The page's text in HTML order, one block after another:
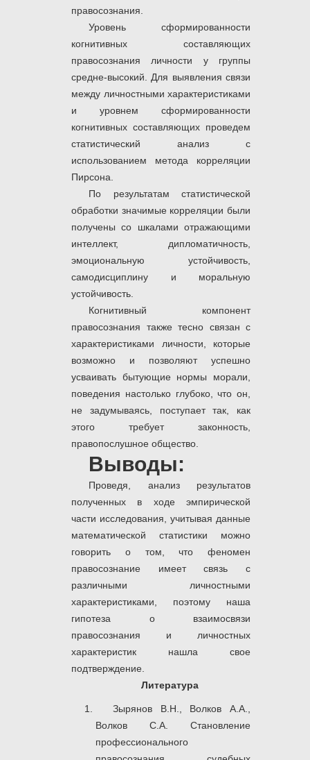
правосознания.
Уровень сформированности
когнитивных составляющих
правосознания личности у группы
средне-высокий. Для выявления связи
между личностными характеристиками
и уровнем сформированности
когнитивных составляющих проведем
статистический анализ с
использованием метода корреляции
Пирсона.
По результатам статистической
обработки значимые корреляции были
получены со шкалами отражающими
интеллект, дипломатичность,
эмоциональную устойчивость,
самодисциплину и моральную
устойчивость.
Когнитивный компонент
правосознания также тесно связан с
характеристиками личности, которые
возможно и позволяют успешно
усваивать бытующие нормы морали,
поведения настолько глубоко, что он,
не задумываясь, поступает так, как
этого требует законность,
правопослушное общество.
Выводы:
Проведя, анализ результатов
полученных в ходе эмпирической
части исследования, учитывая данные
математической статистики можно
говорить о том, что феномен
правосознание имеет связь с
различными личностными
характеристиками, поэтому наша
гипотеза о взаимосвязи
правосознания и личностных
характеристик нашла свое
подтверждение.
Литература
Зырянов В.Н., Волков А.А.,
Волков С.А. Становление
профессионального